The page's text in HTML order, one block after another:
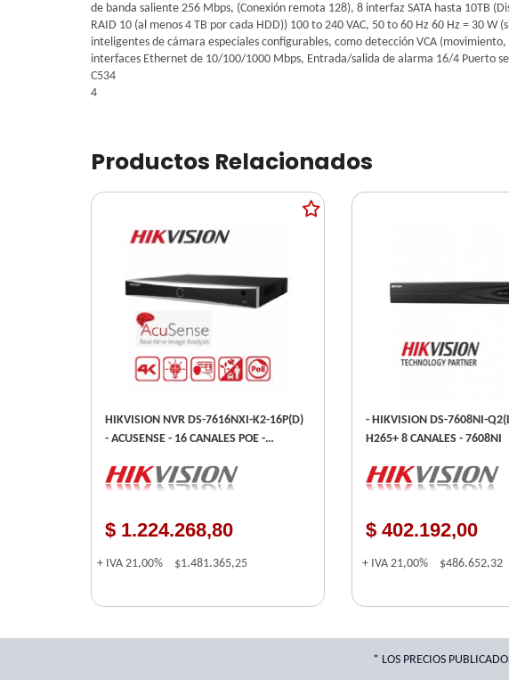
de banda saliente 256 Mbps, (Conexión remota 128), 8 interfaz SATA hasta 10TB
RAID 10 (al menos 4 TB por cada HDD)) 100 to 240 VAC, 50 to 60 Hz 60 Hz = 30
inteligentes de cámara especiales configurables, como detección VCA
interfaces Ethernet de 10/100/1000 Mbps, Entrada/salida de alarma 16/4 Puerto
C534
4
Productos Relacionados
HIKVISION NVR DS-7616NXI-K2-16P(D)
- ACUSENSE - 16 CANALES POE -
(MOVIMIENTO, CRUCE DE LÍNEA,
$ 1.224.268,80
+ IVA 21,00% $1.481.365,25
- HIKVISION DS-7608NI-
H265+ 8 CANALES - 7608NI
$ 402.192,00
+ IVA 21,00% $486.652,32
* LOS PRECIOS